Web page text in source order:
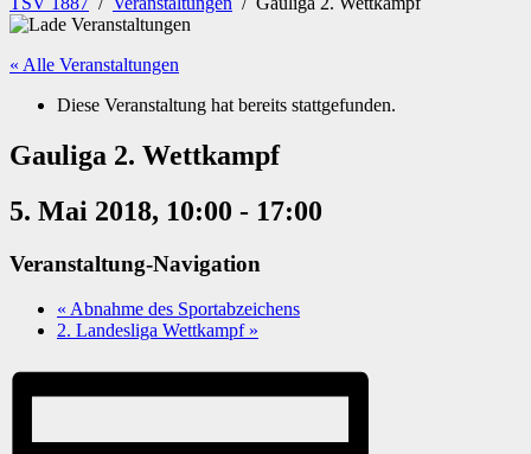
« Alle Veranstaltungen
Diese Veranstaltung hat bereits stattgefunden.
Gauliga 2. Wettkampf
5. Mai 2018, 10:00 - 17:00
Veranstaltung-Navigation
« Abnahme des Sportabzeichens
2. Landesliga Wettkampf »